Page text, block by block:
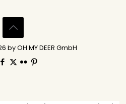
by OH MY DEER GmbH